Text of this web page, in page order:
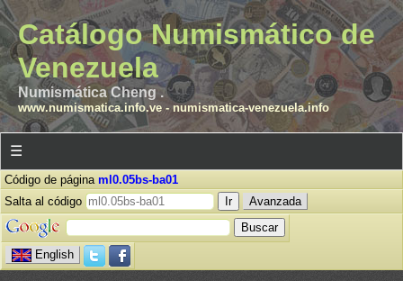
Catálogo Numismático de
Venezuela
Numismática Cheng .
www.numismatica.info.ve- numismatica-venezuela.info
☰
Código de página ml0.05bs-ba01
Salta al código
Avanzada
English